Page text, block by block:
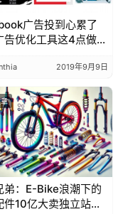
广告投到心累了
告优化工具这4点做得
2019年9月9日
弟：E-Bike浪潮下的
件10亿大卖独立站分